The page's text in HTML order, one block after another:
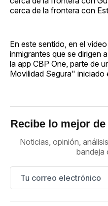
cerca de la frontera con
En este sentido, en el
inmigrantes que se dirigen
la app CBP One, parte de
Movilidad Segura" iniciado
Recibe lo mejor
Noticias, opinión,
bandeja